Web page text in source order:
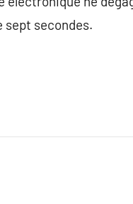
sept secondes.